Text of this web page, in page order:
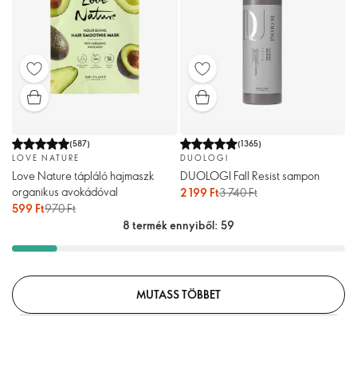
(587)
LOVE NATURE
Love Nature tápláló hajmaszk
organikus avokádóval
599 Ft970 Ft
(1365)
DUOLOGI
DUOLOGI Fall Resist sampon
2 199 Ft3 740 Ft
8 termék ennyiből: 59
MUTASS TÖBBET